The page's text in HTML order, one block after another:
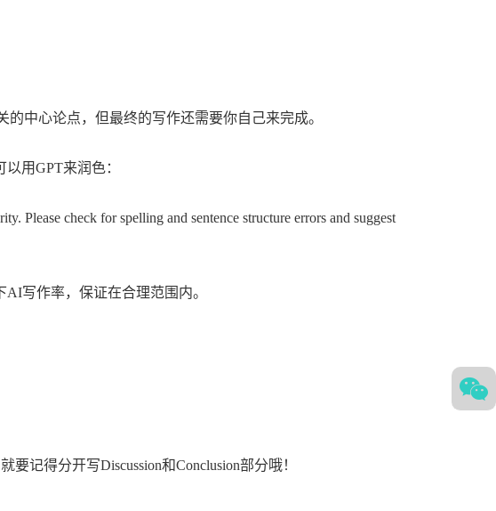
中心论点，但最终的写作还需要你自己来完成。
用GPT来润色：
Please check for spelling and sentence structure errors and suggest
写作率，保证在合理范围内。
记得分开写Discussion和Conclusion部分哦！